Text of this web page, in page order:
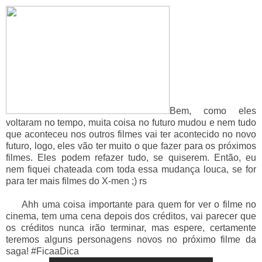
Bem, como eles
voltaram no tempo, muita coisa no futuro mudou e nem tudo
que aconteceu nos outros filmes vai ter acontecido no novo
futuro, logo, eles vão ter muito o que fazer para os próximos
filmes. Eles podem refazer tudo, se quiserem. Então, eu
nem fiquei chateada com toda essa mudança louca, se for
para ter mais filmes do X-men ;) rs
Ahh uma coisa importante para quem for ver o filme no
cinema, tem uma cena depois dos créditos, vai parecer que
os créditos nunca irão terminar, mas espere, certamente
teremos alguns personagens novos no próximo filme da
saga! #FicaaDica